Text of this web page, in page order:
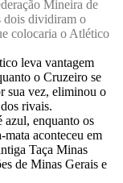
Mineira de
dividiram o
colocaria o Atlético
leva vantagem
o Cruzeiro se
sua vez, eliminou o
rivais.
azul, enquanto os
aconteceu em
Taça Minas
de Minas Gerais e